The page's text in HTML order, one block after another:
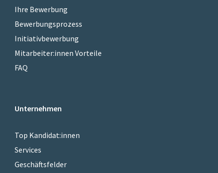
Ihre Bewerbung
Bewerbungsprozess
Initiativbewerbung
Mitarbeiter:innen Vorteile
FAQ
Unternehmen
Top Kandidat:innen
Services
Geschäftsfelder